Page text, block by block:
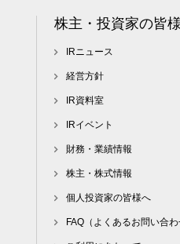
株主・投資家の皆
IRニュース
経営方針
IR資料室
IRイベント
財務・業績情報
株主・株式情報
個人投資家の皆様へ
FAQ（よくあるお問い合